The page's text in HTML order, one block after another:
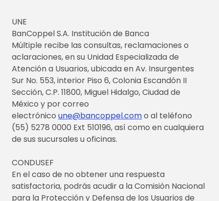
UNE
BanCoppel S.A. Institución de Banca
Múltiple recibe las consultas, reclamaciones o
aclaraciones, en su Unidad Especializada de
Atención a Usuarios, ubicada en Av. Insurgentes
Sur No. 553, interior Piso 6, Colonia Escandón II
Sección, C.P. 11800, Miguel Hidalgo, Ciudad de
México y por correo
electrónico une@bancoppel.como al teléfono
(55) 5278 0000 Ext 510196, así como en cualquiera
de sus sucursales u oficinas.
CONDUSEF
En el caso de no obtener una respuesta
satisfactoria, podrás acudir a la Comisión Nacional
para la Protección y Defensa de los Usuarios de